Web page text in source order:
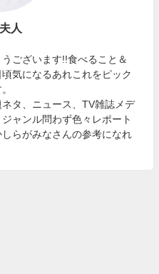
人
ございます!!食べること＆
気になるあれこれをピック
タ、ニュース、TV雑誌メデ
ャンル問わず色々レポート
らがみなさんの参考になれ